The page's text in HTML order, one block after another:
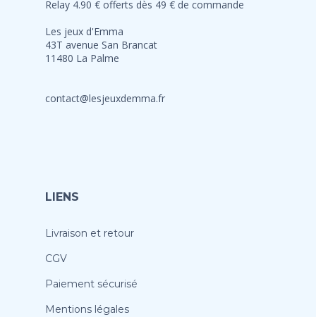
Relay 4.90 € offerts dès 49 € de commande
Les jeux d'Emma
43T avenue San Brancat
11480 La Palme
contact@lesjeuxdemma.fr
LIENS
Livraison et retour
CGV
Paiement sécurisé
Mentions légales